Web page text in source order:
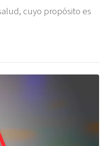
cuyo propósito es